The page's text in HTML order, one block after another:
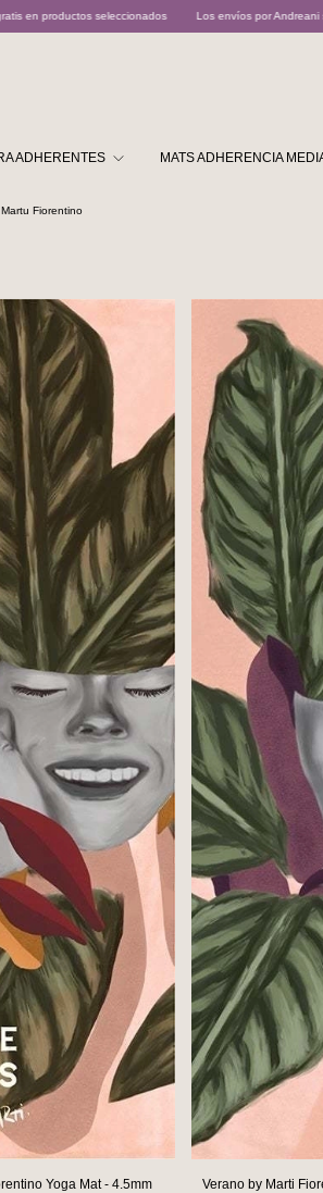
Los envíos por Andreani son despachados
ADHERENTES MATS ADHERENCIA
Martu Fiorentino
Yoga Mat - 4.5mm Verano by Marti